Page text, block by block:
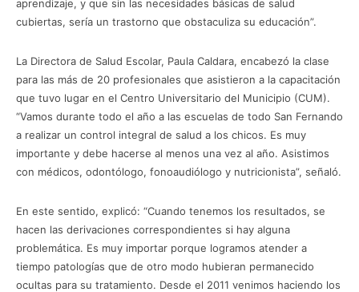
aprendizaje, y que sin las necesidades básicas de salud
cubiertas, sería un trastorno que obstaculiza su educación”.
La Directora de Salud Escolar, Paula Caldara, encabezó la clase
para las más de 20 profesionales que asistieron a la capacitación
que tuvo lugar en el Centro Universitario del Municipio (CUM).
“Vamos durante todo el año a las escuelas de todo San Fernando
a realizar un control integral de salud a los chicos. Es muy
importante y debe hacerse al menos una vez al año. Asistimos
con médicos, odontólogo, fonoaudiólogo y nutricionista”, señaló.
En este sentido, explicó: “Cuando tenemos los resultados, se
hacen las derivaciones correspondientes si hay alguna
problemática. Es muy importar porque logramos atender a
tiempo patologías que de otro modo hubieran permanecido
ocultas para su tratamiento. Desde el 2011 venimos haciendo los